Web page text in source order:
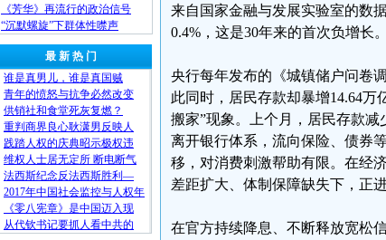
《芳华》再流行的政治信号
“沉默螺旋”下群体性噤声
最 新 热 门
谁是真男儿，谁是真国贼
青年的愤怒与抗争必然改变
供销社和食堂死灰复燃？
重判商界良心耿潇男反映人
践踏人权的庆典昭示极权违
维权人士居无定所 断电断气
法西斯纪念反法西斯胜利—
2017年中国社会监控与人权年
《零八宪章》是中国迈入现
从代钦书记要抓人看中共的
来自国家金融与发展实验室的数
0.4%，这是30年来的首次负增长。
央行每年发布的《城镇储户问卷
此同时，居民存款却暴增14.64万
搬家”现象。上个月，居民存款减
离开银行体系，流向保险、债券
移，对消费刺激帮助有限。在经
差距扩大、体制保障缺失下，正
在官方持续降息、不断释放宽松